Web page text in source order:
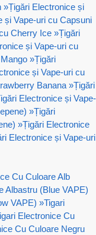
»Țigări Electronice și
și Vape-uri cu Capsuni
Cherry Ice »Țigări
și Vape-uri cu
»Țigări
și Vape-uri cu
Banana »Țigări
Electronice și Vape-
»Țigări
»Țigări Electronice
Electronice și Vape-uri
Cu Culoare Alb
Albastru (Blue VAPE)
VAPE) »Tigari
Electronice Cu
Cu Culoare Negru